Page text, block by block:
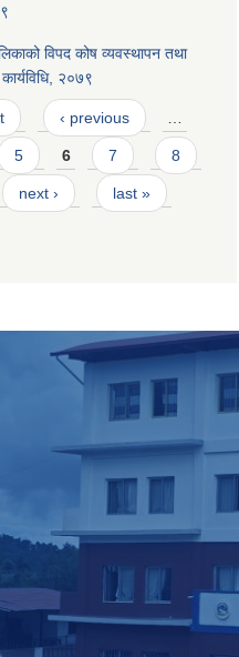
विपद कोष व्यवस्थापन तथा
२०७९
‹ previous
5 6 7 8
next › last »